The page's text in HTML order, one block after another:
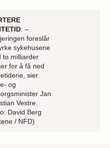
: –
foreslår
sykehusene
to milliarder
for å få ned
sier
og
Jan
Vestre.
David Berg
/ NFD)